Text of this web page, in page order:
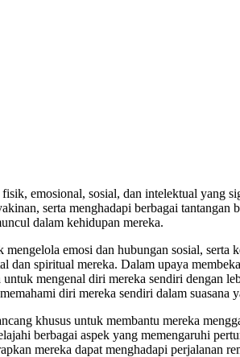
emosional, sosial, dan intelektual yang
serta menghadapi berbagai
dalam kehidupan mereka.
emosi dan hubungan sosial,
spiritual mereka. Dalam upaya
mengenal diri mereka sendiri dengan
diri mereka sendiri dalam suasana
khusus untuk membantu mereka
berbagai aspek yang memengaruhi
mereka dapat menghadapi perjalanan